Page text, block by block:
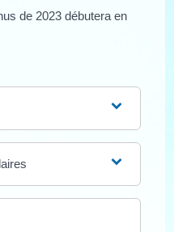
de 2023 débutera en